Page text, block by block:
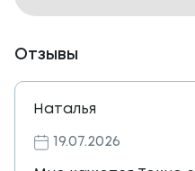
Отзывы
Наталья
19.07.2026